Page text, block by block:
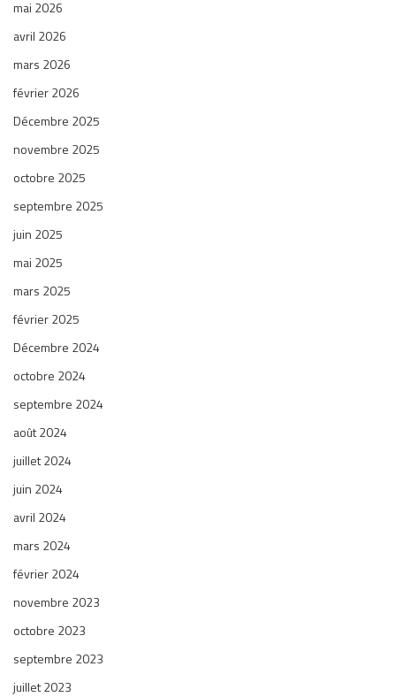
mai 2026
avril 2026
mars 2026
février 2026
Décembre 2025
novembre 2025
octobre 2025
septembre 2025
juin 2025
mai 2025
mars 2025
février 2025
Décembre 2024
octobre 2024
septembre 2024
août 2024
juillet 2024
juin 2024
avril 2024
mars 2024
février 2024
novembre 2023
octobre 2023
septembre 2023
juillet 2023